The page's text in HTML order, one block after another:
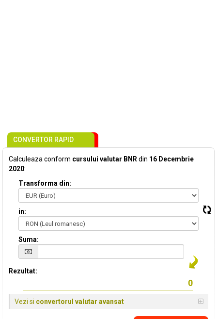
CONVERTOR RAPID
Calculeaza conform cursului valutar BNR din 16 Decembrie
2020:
Transforma din:
in:
Suma:
Rezultat:
Vezi si convertorul valutar avansat